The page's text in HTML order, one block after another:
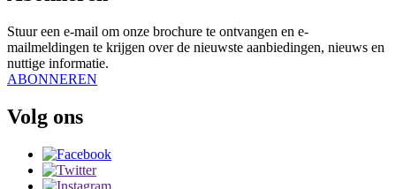
Stuur een e-mail om onze brochure te ontvangen en e-
mailmeldingen te krijgen over de nieuwste aanbiedingen, nieuws en
nuttige informatie.
ABONNEREN
Volg ons